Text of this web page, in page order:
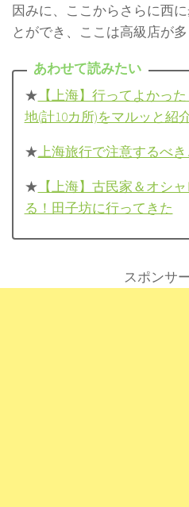
因みに、ここからさらに西
とができ、ここは高級店が
★ 【上海】行ってよかっ
地(計10カ所)をマルッと紹
★上海旅行で注意するべき
★ 【上海】古民家＆オシ
る！田子坊に行ってきた
スポンサ